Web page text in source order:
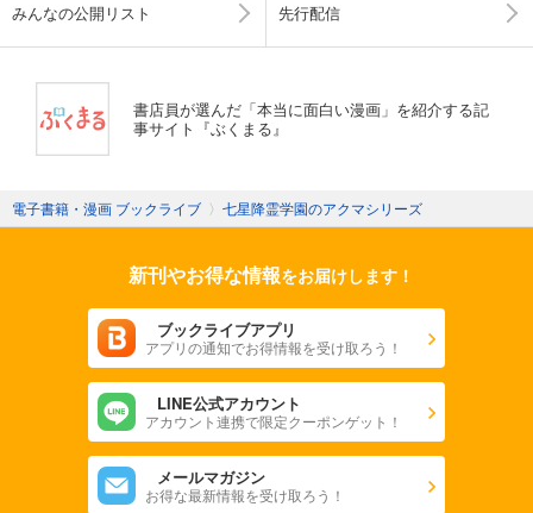
みんなの公開リスト 先行配信
書店員が選んだ「本当に面白い漫画」を紹介する記
事サイト『ぶくまる』
電子書籍・漫画 ブックライブ 〉 七星降霊学園のアクマシリーズ
新刊やお得な情報をお届けします！
ブックライブアプリ
アプリの通知でお得情報を受け取ろう！
LINE公式アカウント
アカウント連携で限定クーポンゲット！
メールマガジン
お得な最新情報を受け取ろう！